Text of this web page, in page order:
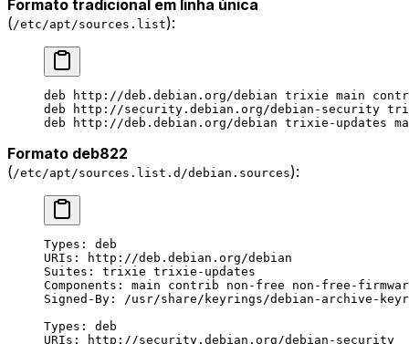
Formato tradicional em linha única
( /etc/apt/sources.list):
deb http://deb.debian.org/debian trixie main
deb http://security.debian.org/debian-security
deb http://deb.debian.org/debian trixie-updates
Formato deb822
( /etc/apt/sources.list.d/debian.sources):
Types: deb
URIs: http://deb.debian.org/debian
Suites: trixie trixie-updates
Components: main contrib non-free non-free-
Signed-By: /usr/share/keyrings/debian-archive-
Types: deb
URIs: http://security.debian.org/debian-security